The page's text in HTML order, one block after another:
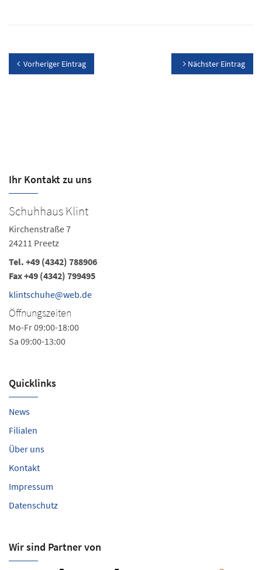
Vorheriger Eintrag Nächster Eintrag
Ihr Kontakt zu uns
Schuhhaus Klint
Kirchenstraße 7
24211 Preetz
Tel. +49 (4342) 788906
Fax +49 (4342) 799495
klintschuhe@web.de
Öffnungszeiten
Mo-Fr 09:00-18:00
Sa 09:00-13:00
Quicklinks
News
Filialen
Über uns
Kontakt
Impressum
Datenschutz
Wir sind Partner von